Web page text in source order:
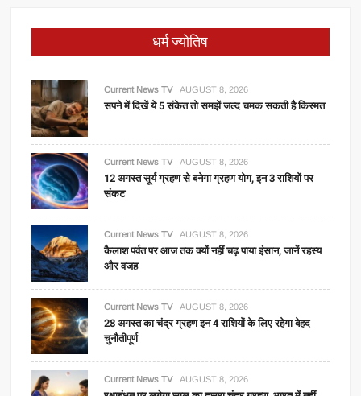
धर्म ज्योतिष
Current News TV AUGUST 8, 2026
सपने में दिखें ये 5 संकेत तो समझें जल्द चमक सकती है किस्मत
Current News TV AUGUST 8, 2026
12 अगस्त सूर्य ग्रहण से बनेगा ग्रहण योग, इन 3 राशियों पर
संकट
Current News TV AUGUST 8, 2026
कैलाश पर्वत पर आज तक क्यों नहीं चढ़ पाया इंसान, जानें रहस्य
और वजह
Current News TV AUGUST 8, 2026
28 अगस्त का चंद्र ग्रहण इन 4 राशियों के लिए रहेगा बेहद
चुनौतीपूर्ण
Current News TV AUGUST 8, 2026